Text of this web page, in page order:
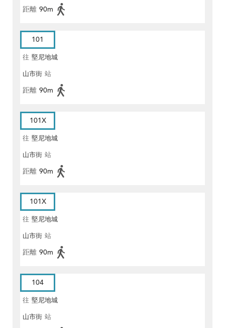
距離 90m
101
往 堅尼地城
山市街 站
距離 90m
101X
往 堅尼地城
山市街 站
距離 90m
101X
往 堅尼地城
山市街 站
距離 90m
104
往 堅尼地城
山市街 站